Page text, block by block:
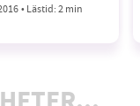
• Lästid:2 min